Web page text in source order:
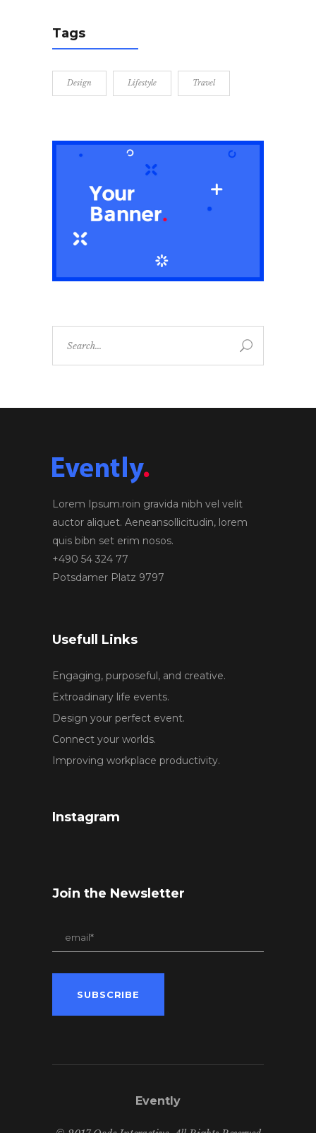
Tags
Design Lifestyle Travel
Lorem Ipsum.roin gravida nibh vel velit
auctor aliquet. Aeneansollicitudin, lorem
quis bibn set erim nosos.
+490 54 324 77
Potsdamer Platz 9797
Usefull Links
Engaging, purposeful, and creative.
Extroadinary life events.
Design your perfect event.
Connect your worlds.
Improving workplace productivity.
Instagram
Join the Newsletter
Evently